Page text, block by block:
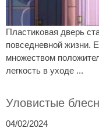
Пластиковая дверь
повседневной жизни.
множеством
легкость в уходе ...
Уловистые
04/02/2024